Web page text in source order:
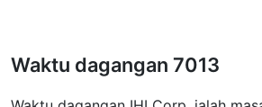
Waktu dagangan 7013